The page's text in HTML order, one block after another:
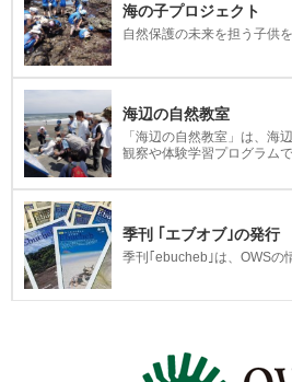
海の子プロジェクト
自然保護の未来を担う子供
海辺の自然教室
「海辺の自然教室」は、海
観察や体験学習プログラム
季刊 ｢エブオブ｣の発行
季刊｢ebucheb｣は、OWSの